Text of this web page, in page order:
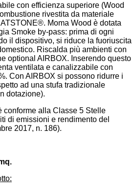
con efficienza superiore (Wood
rivestita da materiale
Moma Wood è dotata
Smoke by-pass: prima di ogni
il dispositivo, si riduce la fuoriuscita
Riscalda più ambienti con
optional AIRBOX. Inserendo questo
ventilata e canalizzabile con
Con AIRBOX si possono ridurre i
ad una stufa tradizionale
dotazione).
conforme alla Classe 5 Stelle
di emissioni e rendimento del
2017, n. 186).